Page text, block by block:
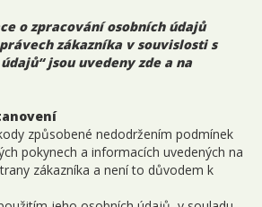
o zpracování osobních údajů
právech zákazníka v souvislosti s
jsou uvedeny zde a na
způsobené nedodržením podmínek
pokynech a informacích uvedených na
zákazníka a není to důvodem k